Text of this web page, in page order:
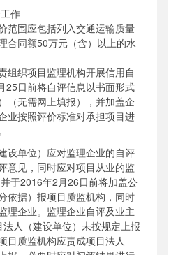
作
围应包括列入交通运输质量
合同额50万元（含）以上的水
织项目监理机构开展信用自
25日前将自评信息以书面形式
（无需网上填报），并加盖企
业按照评价标准对承担项目进
设单位）应对监理企业的自评
意见，同时应对项目从业的监
并于2016年2月26日前将加盖公
依据）报项目质监机构，同时
理企业。监理企业自评及业主
法人（建设单位）未按规定上报
目质监机构应责成项目法人